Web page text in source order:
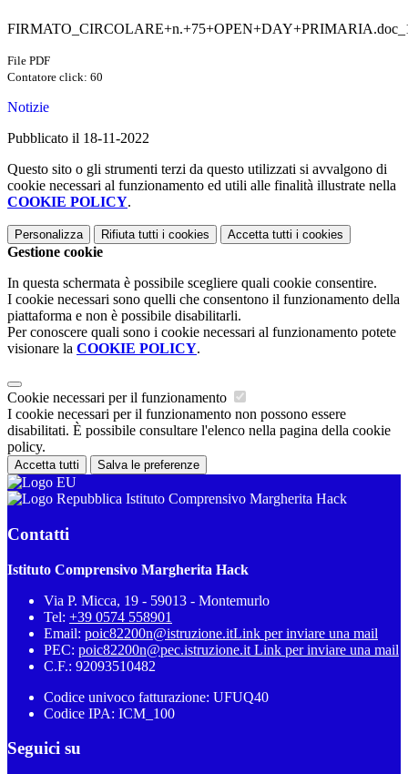
File PDF
Contatore click: 60
Notizie
Pubblicato il 18-11-2022
Questo sito o gli strumenti terzi da questo utilizzati si avvalgono di
cookie necessari al funzionamento ed utili alle finalità illustrate nella
COOKIE POLICY.
Personalizza Rifiuta tutti i cookies Accetta tutti i cookies
Gestione cookie
In questa schermata è possibile scegliere quali cookie consentire.
I cookie necessari sono quelli che consentono il funzionamento della
piattaforma e non è possibile disabilitarli.
Per conoscere quali sono i cookie necessari al funzionamento potete
visionare la COOKIE POLICY.
Cookie necessari per il funzionamento
I cookie necessari per il funzionamento non possono essere
disabilitati. È possibile consultare l'elenco nella pagina della cookie
policy.
Accetta tutti Salva le preferenze
Istituto Comprensivo Margherita Hack
Contatti
Istituto Comprensivo Margherita Hack
Via P. Micca, 19 - 59013 - Montemurlo
Tel: +39 0574 558901
Email: poic82200n@istruzione.itLink per inviare una mail
PEC: poic82200n@pec.istruzione.it Link per inviare una mail
C.F.: 92093510482
Codice univoco fatturazione: UFUQ40
Codice IPA: ICM_100
Seguici su